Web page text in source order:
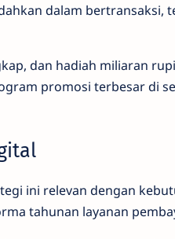
dalam bertransaksi,
dan hadiah miliaran
promosi terbesar di
ini relevan dengan
tahunan layanan